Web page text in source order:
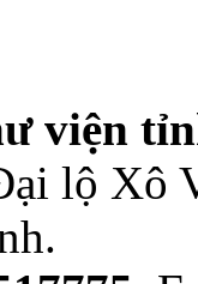
viện
lộ Xô